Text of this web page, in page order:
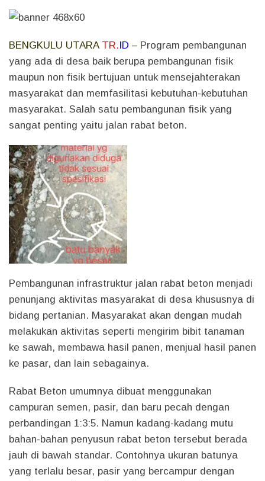
BENGKULU UTARA TR. ID – Program pembangunan
yang ada di desa baik berupa pembangunan fisik
maupun non fisik bertujuan untuk mensejahterakan
masyarakat dan memfasilitasi kebutuhan-kebutuhan
masyarakat. Salah satu pembangunan fisik yang
sangat penting yaitu jalan rabat beton.
Pembangunan infrastruktur jalan rabat beton menjadi
penunjang aktivitas masyarakat di desa khususnya di
bidang pertanian. Masyarakat akan dengan mudah
melakukan aktivitas seperti mengirim bibit tanaman
ke sawah, membawa hasil panen, menjual hasil panen
ke pasar, dan lain sebagainya.
Rabat Beton umumnya dibuat menggunakan
campuran semen, pasir, dan baru pecah dengan
perbandingan 1:3:5. Namun kadang-kadang mutu
bahan-bahan penyusun rabat beton tersebut berada
jauh di bawah standar. Contohnya ukuran batunya
yang terlalu besar, pasir yang bercampur dengan